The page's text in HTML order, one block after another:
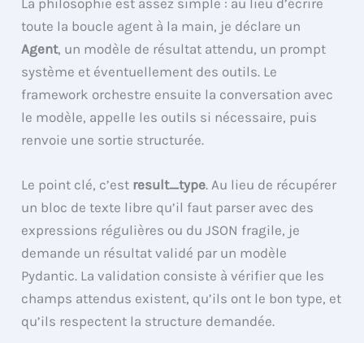
toute la boucle agent à la main, je déclare un
Agent, un modèle de résultat attendu, un prompt
système et éventuellement des outils. Le
framework orchestre ensuite la conversation avec
le modèle, appelle les outils si nécessaire, puis
renvoie une sortie structurée.
Le point clé, c’est result_type. Au lieu de récupérer
un bloc de texte libre qu’il faut parser avec des
expressions régulières ou du JSON fragile, je
demande un résultat validé par un modèle
Pydantic. La validation consiste à vérifier que les
champs attendus existent, qu’ils ont le bon type, et
qu’ils respectent la structure demandée.